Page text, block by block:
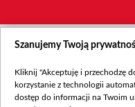
Szanujemy Twoją
Kliknij "Akceptuję i przechodzę
korzystanie z technologii
dostęp do informacji na Twoim